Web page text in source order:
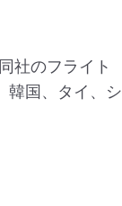
社のフライト
韓国、タイ、シ